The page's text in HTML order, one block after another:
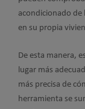
acondicionado de
en su propia
De esta manera,
lugar más
más precisa de
herramienta se